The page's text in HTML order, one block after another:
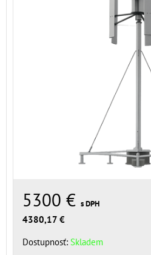
5300 € s DPH
4380,17 €
Dostupnosť: Skladem